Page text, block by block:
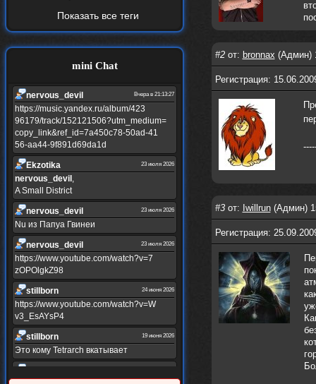
Показать все теги
mini Chat
nеrvous_dеvil Вчера в 21:13:27
https://music.yandex.ru/album/423
96179/track/152121506?utm_medium=
copy_link&ref_id=7a450c78-50ad-41
56-aa44-9f891d69da1d
Ekzotika 23 июля 2026
nеrvous_dеvil ,
A Small District
nеrvous_dеvil 23 июля 2026
Nu из Папуа Гвинеи
nеrvous_dеvil 23 июля 2026
https://www.youtube.com/watch?v=7
zOPOlgkZ98
stillborn 24 июня 2026
https://www.youtube.com/watch?v=W
v3_EsAYsP4
stillborn 19 июня 2026
Это кому Tetrarch вкатывает
#2от: bronnax (Админ)
Регистрация:
#3от: Iwillrun(Админ)
Регистрация: